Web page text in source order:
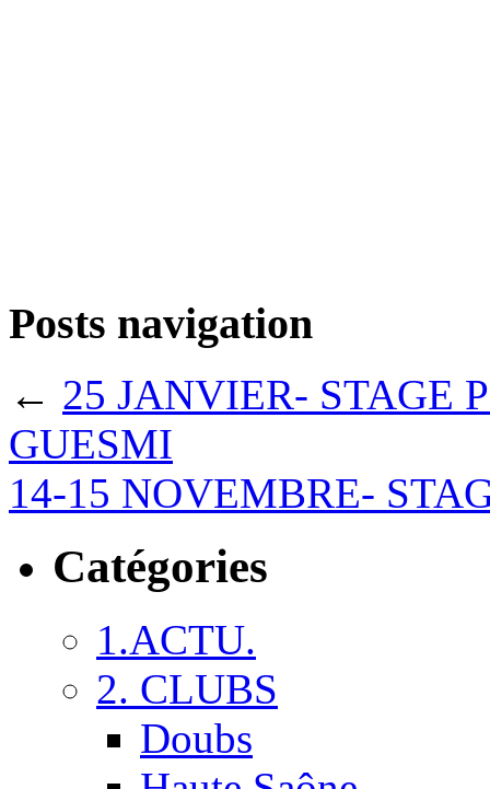
Posts navigation
← 25 JANVIER- STAGE
GUESMI
14-15 NOVEMBRE-
Catégories
1.ACTU.
2. CLUBS
Doubs